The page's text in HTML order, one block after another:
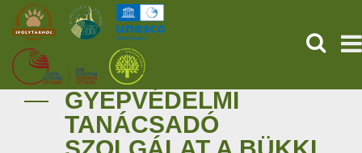
KEZDŐOLDAL
ŐSVILÁGI POMPEJI
GYEPVÉDELMI
TANÁCSADÓ